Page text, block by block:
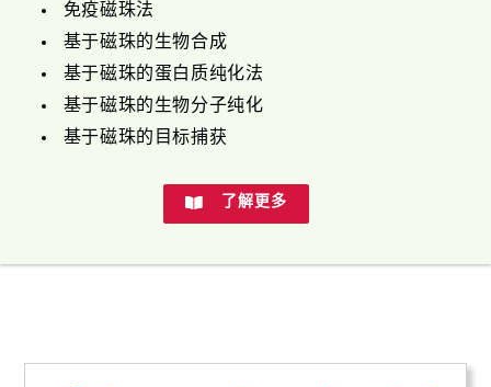
免疫磁珠法
基于磁珠的生物合成
基于磁珠的蛋白质纯化法
基于磁珠的生物分子纯化
基于磁珠的目标捕获
了解更多